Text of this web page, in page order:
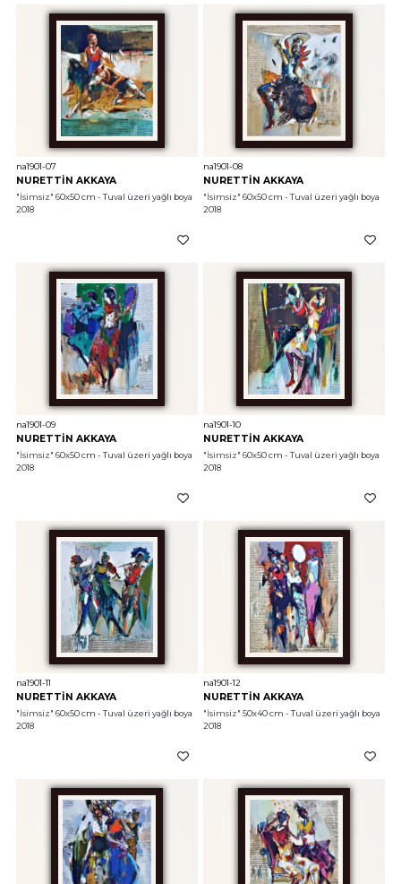
na1901-07
NURETTİN AKKAYA
"İsimsiz" 60x50 cm - Tuval üzeri yağlı boya
2018
na1901-08
NURETTİN AKKAYA
"İsimsiz" 60x50 cm - Tuval üzeri yağlı boya
2018
na1901-09
NURETTİN AKKAYA
"İsimsiz" 60x50 cm - Tuval üzeri yağlı boya
2018
na1901-10
NURETTİN AKKAYA
"İsimsiz" 60x50 cm - Tuval üzeri yağlı boya
2018
na1901-11
NURETTİN AKKAYA
"İsimsiz" 60x50 cm - Tuval üzeri yağlı boya
2018
na1901-12
NURETTİN AKKAYA
"İsimsiz" 50x40 cm - Tuval üzeri yağlı boya
2018